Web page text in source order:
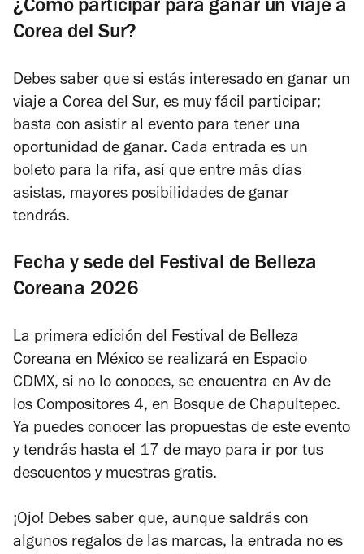
¿Cómo participar para ganar un viaje a
Corea del Sur?
Debes saber que si estás interesado en ganar un
viaje a Corea del Sur, es muy fácil participar;
basta con asistir al evento para tener una
oportunidad de ganar. Cada entrada es un
boleto para la rifa, así que entre más días
asistas, mayores posibilidades de ganar
tendrás.
Fecha y sede del Festival de Belleza
Coreana 2026
La primera edición del Festival de Belleza
Coreana en México se realizará en Espacio
CDMX, si no lo conoces, se encuentra en Av de
los Compositores 4, en Bosque de Chapultepec.
Ya puedes conocer las propuestas de este evento
y tendrás hasta el 17 de mayo para ir por tus
descuentos y muestras gratis.
¡Ojo! Debes saber que, aunque saldrás con
algunos regalos de las marcas, la entrada no es